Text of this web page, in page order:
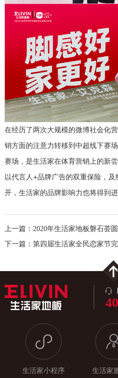
在经历了两次大规模的微博社会化
销方面的注意力转移到中超线下赛
赛场，是生活家在体育营销上的新
以代言人+品牌广告的双重保险，
开，生活家的品牌影响力也将得到进
上一篇：2020年生活家地板磐石荟
下一篇：第四届生活家全民恋家节
生活家小程序 生活家